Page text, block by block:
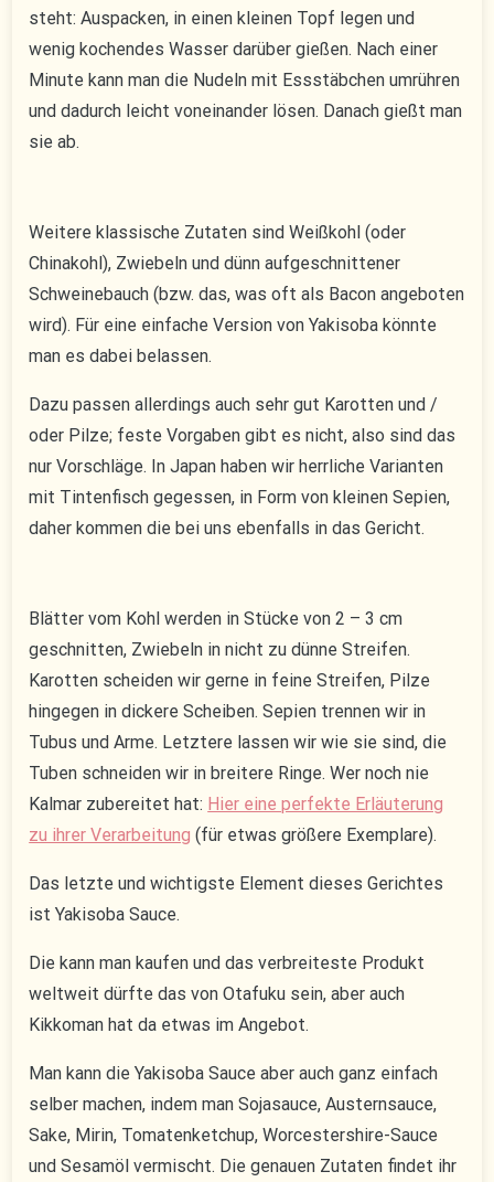
steht: Auspacken, in einen kleinen Topf legen und
wenig kochendes Wasser darüber gießen. Nach einer
Minute kann man die Nudeln mit Essstäbchen umrühren
und dadurch leicht voneinander lösen. Danach gießt man
sie ab.
Weitere klassische Zutaten sind Weißkohl (oder
Chinakohl), Zwiebeln und dünn aufgeschnittener
Schweinebauch (bzw. das, was oft als Bacon angeboten
wird). Für eine einfache Version von Yakisoba könnte
man es dabei belassen.
Dazu passen allerdings auch sehr gut Karotten und /
oder Pilze; feste Vorgaben gibt es nicht, also sind das
nur Vorschläge. In Japan haben wir herrliche Varianten
mit Tintenfisch gegessen, in Form von kleinen Sepien,
daher kommen die bei uns ebenfalls in das Gericht.
Blätter vom Kohl werden in Stücke von 2 – 3 cm
geschnitten, Zwiebeln in nicht zu dünne Streifen.
Karotten scheiden wir gerne in feine Streifen, Pilze
hingegen in dickere Scheiben. Sepien trennen wir in
Tubus und Arme. Letztere lassen wir wie sie sind, die
Tuben schneiden wir in breitere Ringe. Wer noch nie
Kalmar zubereitet hat: Hier eine perfekte Erläuterung
zu ihrer Verarbeitung (für etwas größere Exemplare).
Das letzte und wichtigste Element dieses Gerichtes
ist Yakisoba Sauce.
Die kann man kaufen und das verbreiteste Produkt
weltweit dürfte das von Otafuku sein, aber auch
Kikkoman hat da etwas im Angebot.
Man kann die Yakisoba Sauce aber auch ganz einfach
selber machen, indem man Sojasauce, Austernsauce,
Sake, Mirin, Tomatenketchup, Worcestershire-Sauce
und Sesamöl vermischt. Die genauen Zutaten findet ihr